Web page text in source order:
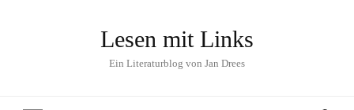
Lesen mit Links
Ein Literaturblog von Jan Drees